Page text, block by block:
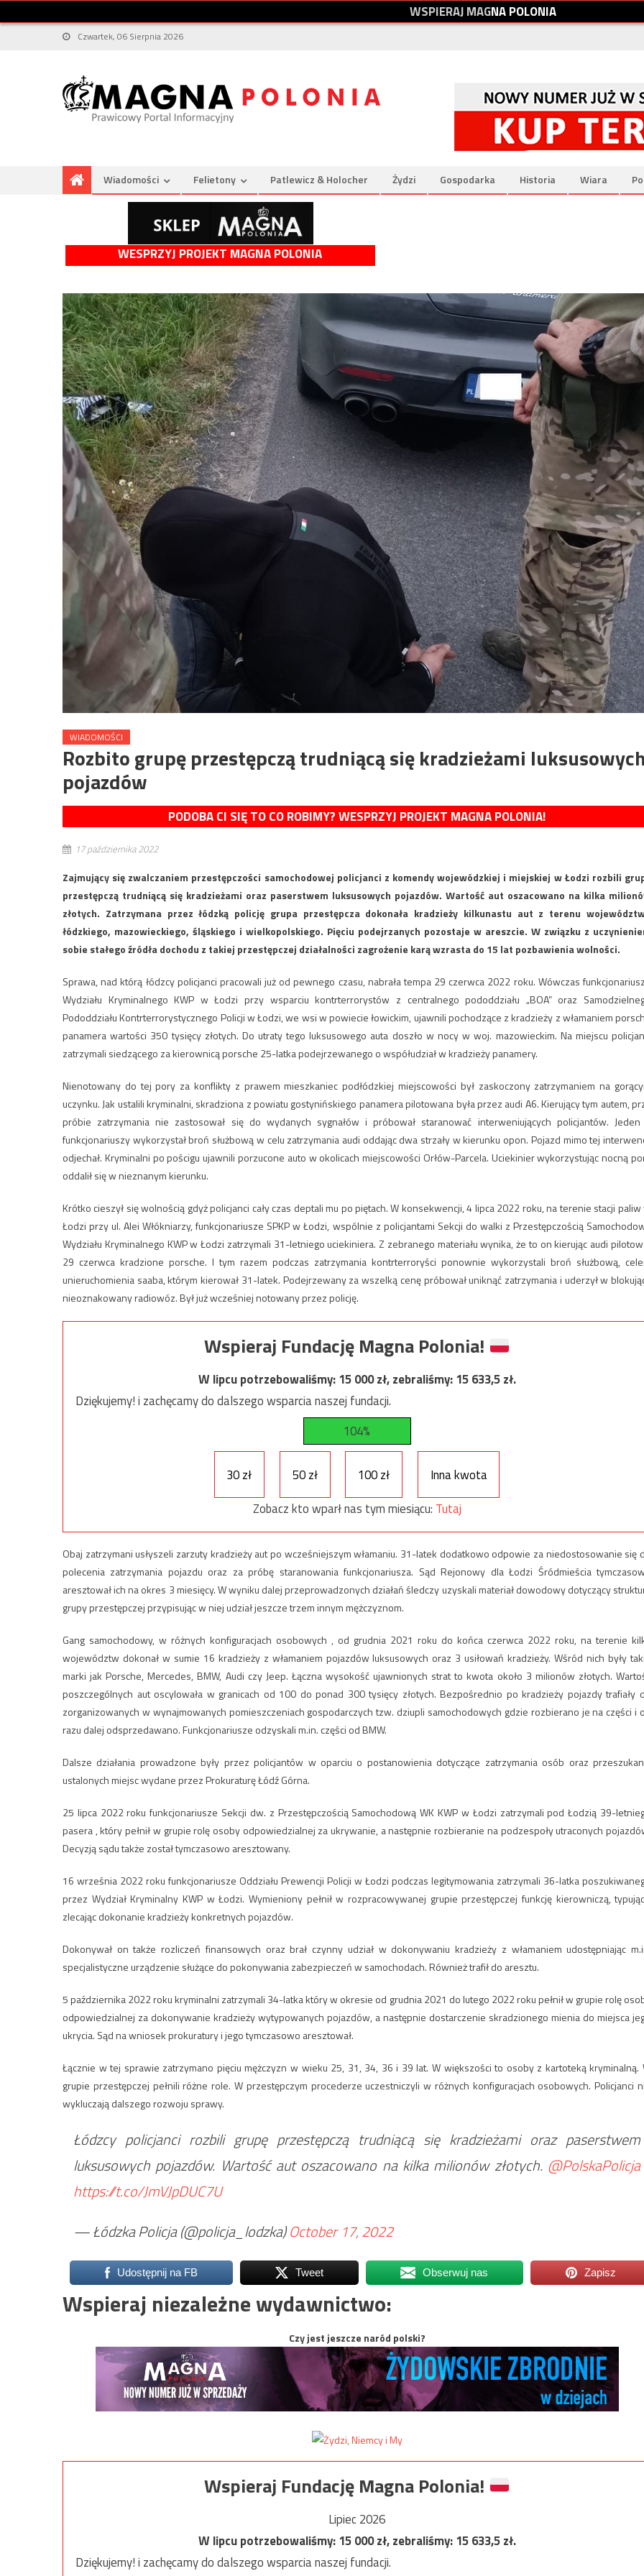
WSPIERAJMAGNAPOLONIA
Czwartek, 06 Sierpnia 2026
Wiadomości Felietony Patlewicz & Holocher Żydzi Gospodarka Historia Wiara
WESPRZYJ PROJEKT MAGNA POLONIA
WIADOMOŚCI
Rozbito grupę przestępczą trudniącą się kradzieżami luksusowych
pojazdów
PODOBA CI SIĘ TO CO ROBIMY? WESPRZYJ PROJEKT MAGNA POLONIA!
17 października 2022
Zajmujący się zwalczaniem przestępczości samochodowej policjanci z komendy wojewódzkiej i miejskiej w Łodzi rozbili
przestępczą trudniącą się kradzieżami oraz paserstwem luksusowych pojazdów. Wartość aut oszacowano na kilka
złotych. Zatrzymana przez łódzką policję grupa przestępcza dokonała kradzieży kilkunastu aut z terenu
łódzkiego, mazowieckiego, śląskiego i wielkopolskiego. Pięciu podejrzanych pozostaje w areszcie. W związku z
sobie stałego źródła dochodu z takiej przestępczej działalności zagrożenie karą wzrasta do 15 lat pozbawienia wolności.
Sprawa, nad którą łódzcy policjanci pracowali już od pewnego czasu, nabrała tempa 29 czerwca 2022 roku. Wówczas
Wydziału Kryminalnego KWP w Łodzi przy wsparciu kontrterrorystów z centralnego pododdziału „BOA” oraz
Pododdziału Kontrterrorystycznego Policji w Łodzi, we wsi w powiecie łowickim, ujawnili pochodzące z kradzieży z włamaniem
panamera wartości 350 tysięcy złotych. Do utraty tego luksusowego auta doszło w nocy w woj. mazowieckim. Na miejscu
zatrzymali siedzącego za kierownicą porsche 25-latka podejrzewanego o współudział w kradzieży panamery.
Nienotowany do tej pory za konflikty z prawem mieszkaniec podłódzkiej miejscowości był zaskoczony zatrzymaniem na
uczynku. Jak ustalili kryminalni, skradziona z powiatu gostynińskiego panamera pilotowana była przez audi A6. Kierujący tym autem,
próbie zatrzymania nie zastosował się do wydanych sygnałów i próbował staranować interweniujących policjantów.
funkcjonariuszy wykorzystał broń służbową w celu zatrzymania audi oddając dwa strzały w kierunku opon. Pojazd mimo tej
odjechał. Kryminalni po pościgu ujawnili porzucone auto w okolicach miejscowości Orłów-Parcela. Uciekinier wykorzystując nocną
oddalił się w nieznanym kierunku.
Krótko cieszył się wolnością gdyż policjanci cały czas deptali mu po piętach. W konsekwencji, 4 lipca 2022 roku, na terenie stacji paliw
Łodzi przy ul. Alei Włókniarzy, funkcjonariusze SPKP w Łodzi, wspólnie z policjantami Sekcji do walki z Przestępczością
Wydziału Kryminalnego KWP w Łodzi zatrzymali 31-letniego uciekiniera. Z zebranego materiału wynika, że to on kierując audi
29 czerwca kradzione porsche. I tym razem podczas zatrzymania kontrterroryści ponownie wykorzystali broń służbową,
unieruchomienia saaba, którym kierował 31-latek. Podejrzewany za wszelką cenę próbował uniknąć zatrzymania i uderzył w
nieoznakowany radiowóz. Był już wcześniej notowany przez policję.
Wspieraj Fundację Magna Polonia!
W lipcu potrzebowaliśmy:15 000zł, zebraliśmy:15 633,5zł.
Dziękujemy! i zachęcamy do dalszego wsparcia naszej fundacji.
104%
30 zł 50 zł 100 zł
Inna kwota
Zobacz kto wparł nas tym miesiącu: Tutaj
Obaj zatrzymani usłyszeli zarzuty kradzieży aut po wcześniejszym włamaniu. 31-latek dodatkowo odpowie za niedostosowanie się
polecenia zatrzymania pojazdu oraz za próbę staranowania funkcjonariusza. Sąd Rejonowy dla Łodzi Śródmieścia
aresztował ich na okres 3 miesięcy. W wyniku dalej przeprowadzonych działań śledczy uzyskali materiał dowodowy dotyczący
grupy przestępczej przypisując w niej udział jeszcze trzem innym mężczyznom.
Gang samochodowy, w różnych konfiguracjach osobowych , od grudnia 2021 roku do końca czerwca 2022 roku, na terenie
województw dokonał w sumie 16 kradzieży z włamaniem pojazdów luksusowych oraz 3 usiłowań kradzieży. Wśród nich były
marki jak Porsche, Mercedes, BMW, Audi czy Jeep. Łączna wysokość ujawnionych strat to kwota około 3 milionów złotych.
poszczególnych aut oscylowała w granicach od 100 do ponad 300 tysięcy złotych. Bezpośrednio po kradzieży pojazdy trafiały
zorganizowanych w wynajmowanych pomieszczeniach gospodarczych tzw. dziupli samochodowych gdzie rozbierano je na części i
razu dalej odsprzedawano. Funkcjonariusze odzyskali m.in. części od BMW.
Dalsze działania prowadzone były przez policjantów w oparciu o postanowienia dotyczące zatrzymania osób oraz
ustalonych miejsc wydane przez Prokuraturę Łódź Górna.
25 lipca 2022 roku funkcjonariusze Sekcji dw. z Przestępczością Samochodową WK KWP w Łodzi zatrzymali pod Łodzią 39-
pasera , który pełnił w grupie rolę osoby odpowiedzialnej za ukrywanie, a następnie rozbieranie na podzespoły utraconych
Decyzją sądu także został tymczasowo aresztowany.
16 września 2022 roku funkcjonariusze Oddziału Prewencji Policji w Łodzi podczas legitymowania zatrzymali 36-latka
przez Wydział Kryminalny KWP w Łodzi. Wymieniony pełnił w rozpracowywanej grupie przestępczej funkcję kierowniczą,
zlecając dokonanie kradzieży konkretnych pojazdów.
Dokonywał on także rozliczeń finansowych oraz brał czynny udział w dokonywaniu kradzieży z włamaniem udostępniając
specjalistyczne urządzenie służące do pokonywania zabezpieczeń w samochodach. Również trafił do aresztu.
5 października 2022 roku kryminalni zatrzymali 34-latka który w okresie od grudnia 2021 do lutego 2022 roku pełnił w grupie rolę
odpowiedzialnej za dokonywanie kradzieży wytypowanych pojazdów, a następnie dostarczenie skradzionego mienia do miejsca
ukrycia. Sąd na wniosek prokuratury i jego tymczasowo aresztował.
Łącznie w tej sprawie zatrzymano pięciu mężczyzn w wieku 25, 31, 34, 36 i 39 lat. W większości to osoby z kartoteką kryminalną.
grupie przestępczej pełnili różne role. W przestępczym procederze uczestniczyli w różnych konfiguracjach osobowych. Policjanci
wykluczają dalszego rozwoju sprawy.
Łódzcy policjanci rozbili grupę przestępczą trudniącą się kradzieżami oraz paserstwem
luksusowych pojazdów. Wartość aut oszacowano na kilka milionów złotych. @PolskaPolicja
https://t.co/JmVJpDUC7U
— Łódzka Policja (@policja_lodzka)October 17, 2022
Udostępnij na FB Tweet Obserwuj nas Zapisz
Wspieraj niezależne wydawnictwo:
Czy jest jeszcze naród polski?
Wspieraj Fundację Magna Polonia!
Lipiec 2026
W lipcu potrzebowaliśmy:15 000zł, zebraliśmy:15 633,5zł.
Dziękujemy! i zachęcamy do dalszego wsparcia naszej fundacji.